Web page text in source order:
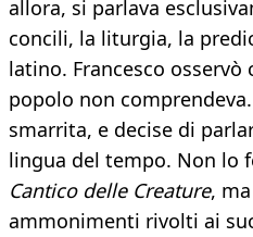
allora, si parlava
concili, la liturgia, la
latino. Francesco
popolo non
smarrita, e decise di
lingua del tempo. Non lo
Cantico delle Creature,
ammonimenti rivolti ai